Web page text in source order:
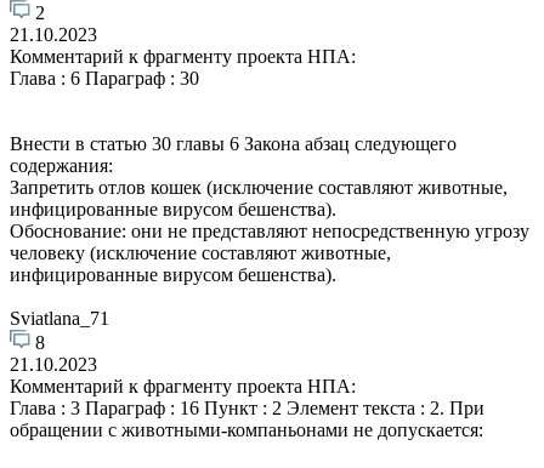
2
21.10.2023
Комментарий к фрагменту проекта НПА:
Глава : 6 Параграф : 30
Внести в статью 30 главы 6 Закона абзац следующего
содержания:
Запретить отлов кошек (исключение составляют животные,
инфицированные вирусом бешенства).
Обоснование: они не представляют непосредственную угрозу
человеку (исключение составляют животные,
инфицированные вирусом бешенства).
Sviatlana_71
8
21.10.2023
Комментарий к фрагменту проекта НПА:
Глава : 3 Параграф : 16 Пункт : 2 Элемент текста : 2. При
обращении с животными-компаньонами не допускается: